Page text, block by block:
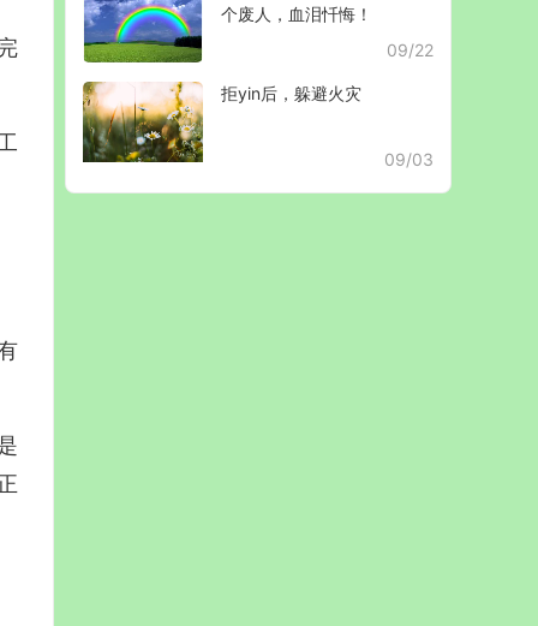
个废人，血泪忏悔！
09/22
拒yin后，躲避火灾
09/03